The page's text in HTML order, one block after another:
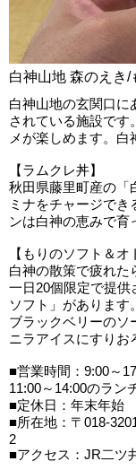
白神山地 森のえき/
白神山地の玄関口に
されている施設で
メが楽しめます。白
【ラムクレ丼】
秋田県藤里町産の「
ミナをチャージで
ンは白神の恵みで育
【もりのソフト＆オ
白神の散策で疲れた
一日20個限定で提供
ソフト」があります
ブラックベリーのソ
ニラアイスにすりお
■営業時間：9:00～
11:00～14:00のラン
■定休日：年末年始
■所在地：〒018-
2
■アクセス：JR二ツ